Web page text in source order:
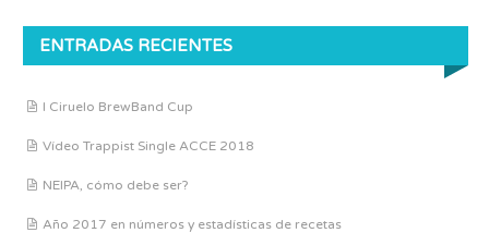
ENTRADAS RECIENTES
I Ciruelo BrewBand Cup
Vídeo Trappist Single ACCE 2018
NEIPA, cómo debe ser?
Año 2017 en números y estadísticas de recetas